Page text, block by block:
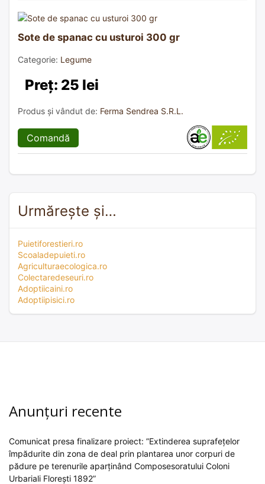
Sote de spanac cu usturoi 300 gr
Categorie: Legume
Preț: 25 lei
Produs și vândut de: Ferma Sendrea S.R.L.
Comandă
Urmărește și…
Puietiforestieri.ro
Scoaladepuieti.ro
Agriculturaecologica.ro
Colectaredeseuri.ro
Adoptiicaini.ro
Adoptiipisici.ro
Anunțuri recente
Comunicat presa finalizare proiect: ”Extinderea suprafețelor
împădurite din zona de deal prin plantarea unor corpuri de
pădure pe terenurile aparținând Composesoratului Coloni
Urbariali Florești 1892”